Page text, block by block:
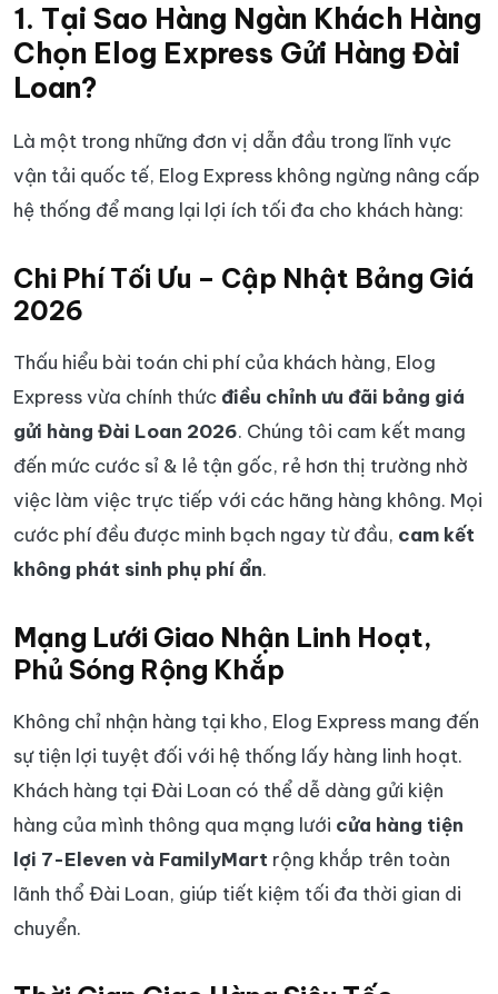
1. Tại Sao Hàng Ngàn Khách Hàng
Chọn Elog Express Gửi Hàng Đài
Loan?
Là một trong những đơn vị dẫn đầu trong lĩnh vực
vận tải quốc tế, Elog Express không ngừng nâng cấp
hệ thống để mang lại lợi ích tối đa cho khách hàng:
Chi Phí Tối Ưu – Cập Nhật Bảng Giá
2026
Thấu hiểu bài toán chi phí của khách hàng, Elog
Express vừa chính thức điều chỉnh ưu đãi bảng giá
gửi hàng Đài Loan 2026. Chúng tôi cam kết mang
đến mức cước sỉ & lẻ tận gốc, rẻ hơn thị trường nhờ
việc làm việc trực tiếp với các hãng hàng không. Mọi
cước phí đều được minh bạch ngay từ đầu, cam kết
không phát sinh phụ phí ẩn.
Mạng Lưới Giao Nhận Linh Hoạt,
Phủ Sóng Rộng Khắp
Không chỉ nhận hàng tại kho, Elog Express mang đến
sự tiện lợi tuyệt đối với hệ thống lấy hàng linh hoạt.
Khách hàng tại Đài Loan có thể dễ dàng gửi kiện
hàng của mình thông qua mạng lưới cửa hàng tiện
lợi 7-Eleven và FamilyMart rộng khắp trên toàn
lãnh thổ Đài Loan, giúp tiết kiệm tối đa thời gian di
chuyển.